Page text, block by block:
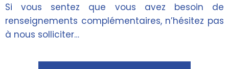
Si vous sentez que vous avez besoin de
renseignements complémentaires, n’hésitez pas
à nous solliciter…